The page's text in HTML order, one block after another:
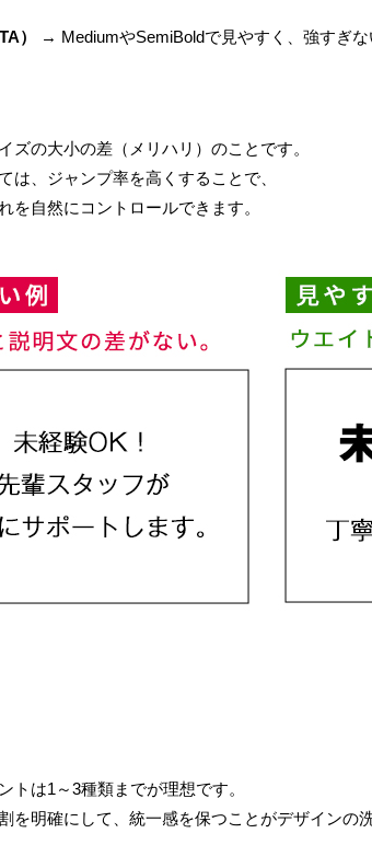
） → MediumやSemiBoldで見やすく、強すぎな
ズの大小の差（メリハリ）のことです。
は、ジャンプ率を高くすることで、
を自然にコントロールできます。
トは1～3種類までが理想です。
を明確にして、統一感を保つことがデザインの